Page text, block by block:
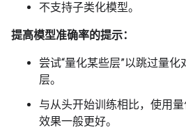
不支持子类化模型。
提高模型准确率的提示：
尝试“量化某些层”以跳过量
层。
与从头开始训练相比，使用
效果一般更好。